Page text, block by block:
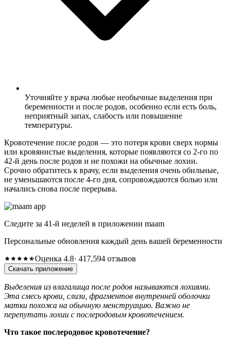
Уточняйте у врача любые необычные выделения при
беременности и после родов, особенно если есть боль,
неприятный запах, слабость или повышение
температуры.
Кровотечение после родов — это потеря крови сверх нормы
или кровянистые выделения, которые появляются со 2-го по
42-й день после родов и не похожи на обычные лохии.
Срочно обратитесь к врачу, если выделения очень обильные,
не уменьшаются после 4-го дня, сопровождаются болью или
начались снова после перерыва.
Следите за 41-й неделей в приложении maam
Персональные обновления каждый день вашей беременности
Оценка 4.8· 417,594 отзывов
Скачать приложение
Выделения из влагалища после родов называются лохиями.
Эта смесь крови, слизи, фрагментов внутренней оболочки
матки похожа на обычную менструацию. Важно не
перепутать лохии с послеродовым кровотечением.
Что такое послеродовое кровотечение?